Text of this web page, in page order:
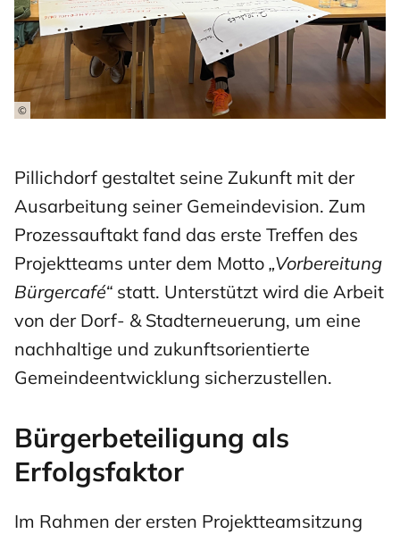
©
Pillichdorf gestaltet seine Zukunft mit der
Ausarbeitung seiner Gemeindevision. Zum
Prozessauftakt fand das erste Treffen des
Projektteams unter dem Motto „Vorbereitung
Bürgercafé“ statt. Unterstützt wird die Arbeit
von der Dorf- & Stadterneuerung, um eine
nachhaltige und zukunftsorientierte
Gemeindeentwicklung sicherzustellen.
Bürgerbeteiligung als
Erfolgsfaktor
Im Rahmen der ersten Projektteamsitzung